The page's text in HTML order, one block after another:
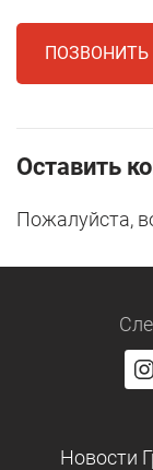
ПОЗВОНИТЬ
Оставить
Пожалуйста,
Новости